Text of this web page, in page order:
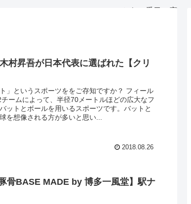
から二番目の恋
村昇吾が日本代表に選ばれた【クリ
」というスポーツををご存知ですか？ フィール
チームによって、半径70メートルほどの広大なフ
ットとボールを用いるスポーツです。バットと
を想像される方が多いと思い...
2018.08.26
骨BASE MADE by 博多一風堂】駅ナ